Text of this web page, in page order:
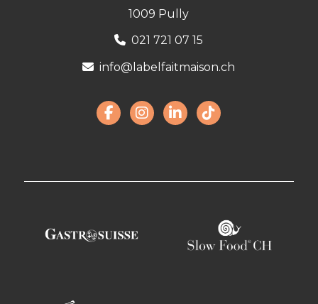
1009 Pully
021 721 07 15
info@labelfaitmaison.ch